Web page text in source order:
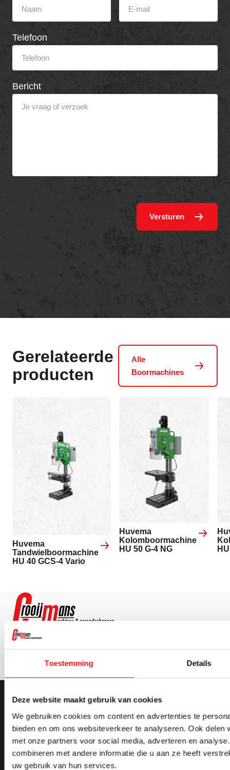
Toestemming Details
Deze website maakt gebruik van cookies
We gebruiken cookies om content en advertenties te
bieden en om ons websiteverkeer te analyseren. Ook
met onze partners voor social media, adverteren en
combineren met andere informatie die u aan ze heeft
uw gebruik van hun services.
Telefoon
Bericht
Versturen
Gerelateerde
producten
Alle
Boormachines
Huvema
Tandwielboormachine
HU 40 GCS-4 Vario
Huvema
Kolomboormachine
HU 50 G-4 NG
Contact opnemen
Leembaan 15, 5753 CW Deurne
info@crooijmansmachines.nl
0493 - 316 127
06 555 065 38